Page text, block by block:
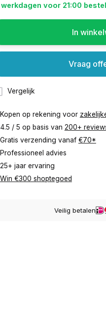
werkdagen voor 21:00
In
Vergelijk
Vraag
Kopen op rekening voor
4.5 / 5 op basis van 200+
Gratis verzending vanaf €70*
Professioneel advies
25+ jaar ervaring
Win €300 shoptegoed
Veilig betalen